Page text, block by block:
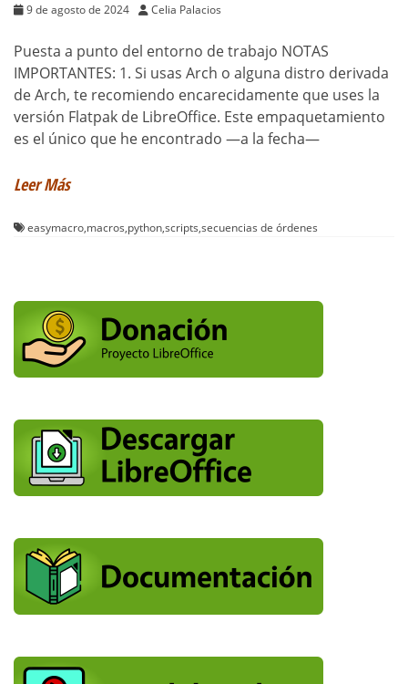
9 de agosto de 2024 Celia Palacios
Puesta a punto del entorno de trabajo NOTAS
IMPORTANTES: 1. Si usas Arch o alguna distro derivada
de Arch, te recomiendo encarecidamente que uses la
versión Flatpak de LibreOffice. Este empaquetamiento
es el único que he encontrado —a la fecha—
Leer Más
easymacro,macros,python,scripts,secuencias de órdenes